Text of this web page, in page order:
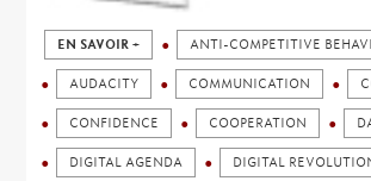
EN SAVOIR + ANTI-COMPETITIVE
AUDACITY COMMUNICATION
CONFIDENCE COOPERATION
DIGITAL AGENDA DIGITAL